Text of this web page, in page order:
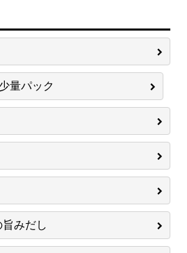
量パック
みだし